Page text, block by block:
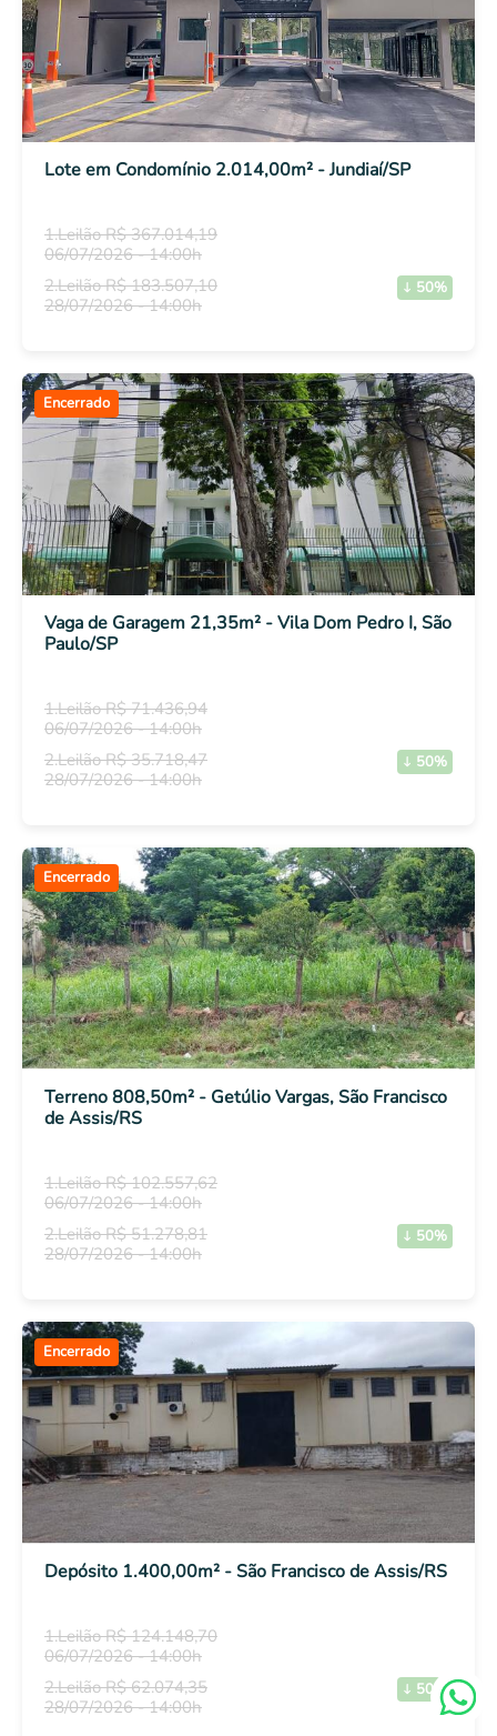
Lote em Condomínio 2.014,00m² - Jundiaí/SP
1.Leilão R$ 367.014,19
06/07/2026 - 14:00h
2.Leilão R$ 183.507,10
28/07/2026 - 14:00h
50%
Encerrado
Vaga de Garagem 21,35m² - Vila Dom Pedro I, São
Paulo/SP
1.Leilão R$ 71.436,94
06/07/2026 - 14:00h
2.Leilão R$ 35.718,47
28/07/2026 - 14:00h
50%
Encerrado
Terreno 808,50m² - Getúlio Vargas, São Francisco
de Assis/RS
1.Leilão R$ 102.557,62
06/07/2026 - 14:00h
2.Leilão R$ 51.278,81
28/07/2026 - 14:00h
50%
Encerrado
Depósito 1.400,00m² - São Francisco de Assis/RS
1.Leilão R$ 124.148,70
06/07/2026 - 14:00h
2.Leilão R$ 62.074,35
28/07/2026 - 14:00h
50%